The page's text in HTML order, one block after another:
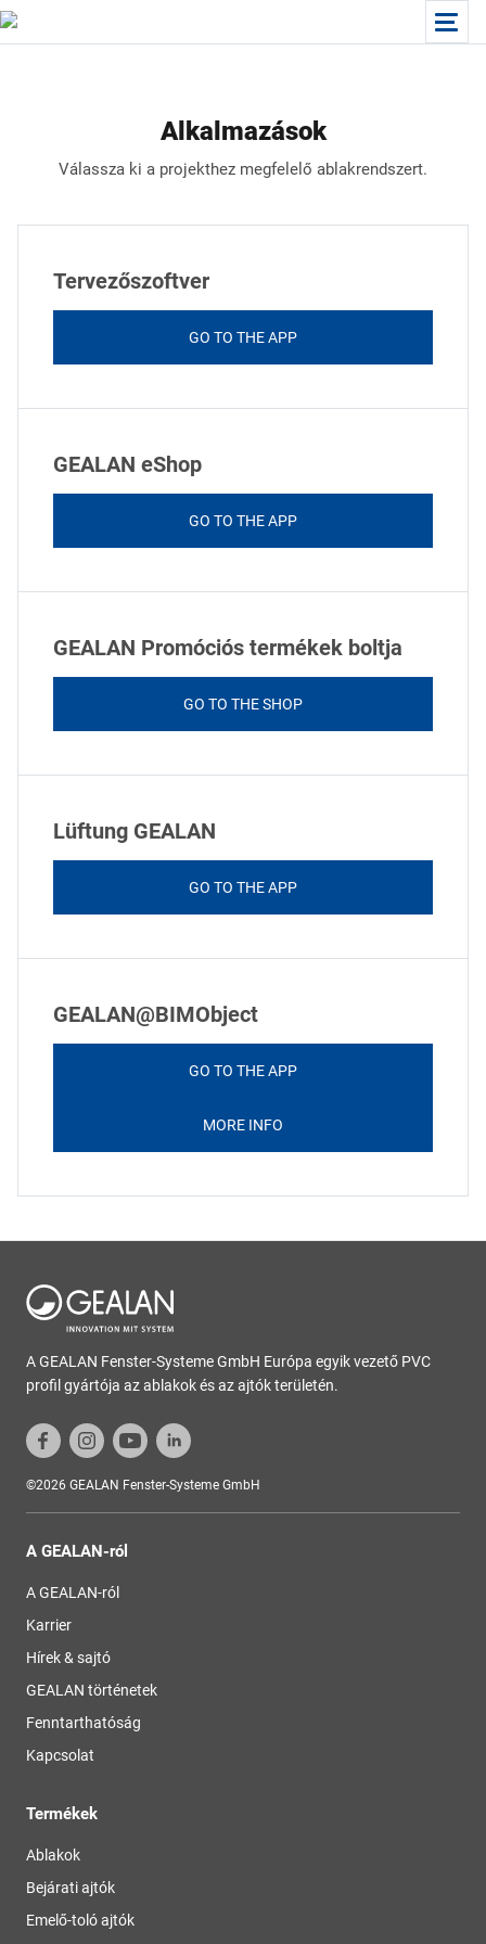
Alkalmazások
Válassza ki a projekthez megfelelő ablakrendszert.
Tervezőszoftver
GO TO THE APP
GEALAN eShop
GO TO THE APP
GEALAN Promóciós termékek boltja
GO TO THE SHOP
Lüftung GEALAN
GO TO THE APP
GEALAN@BIMObject
GO TO THE APP
MORE INFO
A GEALAN Fenster-Systeme GmbH Európa egyik vezető PVC
profil gyártója az ablakok és az ajtók területén.
©2026 GEALAN Fenster-Systeme GmbH
A GEALAN-ról
A GEALAN-ról
Karrier
Hírek & sajtó
GEALAN történetek
Fenntarthatóság
Kapcsolat
Termékek
Ablakok
Bejárati ajtók
Emelő-toló ajtók